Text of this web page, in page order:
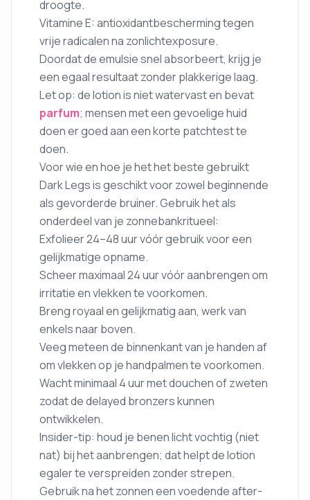
droogte.
Vitamine E: antioxidantbescherming tegen
vrije radicalen na zonlichtexposure.
Doordat de emulsie snel absorbeert, krijg je
een egaal resultaat zonder plakkerige laag.
Let op: de lotion is niet watervast en bevat
parfum; mensen met een gevoelige huid
doen er goed aan een korte patchtest te
doen.
Voor wie en hoe je het het beste gebruikt
Dark Legs is geschikt voor zowel beginnende
als gevorderde bruiner. Gebruik het als
onderdeel van je zonnebankritueel:
Exfolieer 24–48 uur vóór gebruik voor een
gelijkmatige opname.
Scheer maximaal 24 uur vóór aanbrengen om
irritatie en vlekken te voorkomen.
Breng royaal en gelijkmatig aan, werk van
enkels naar boven.
Veeg meteen de binnenkant van je handen af
om vlekken op je handpalmen te voorkomen.
Wacht minimaal 4 uur met douchen of zweten
zodat de delayed bronzers kunnen
ontwikkelen.
Insider-tip: houd je benen licht vochtig (niet
nat) bij het aanbrengen; dat helpt de lotion
egaler te verspreiden zonder strepen.
Gebruik na het zonnen een voedende after-